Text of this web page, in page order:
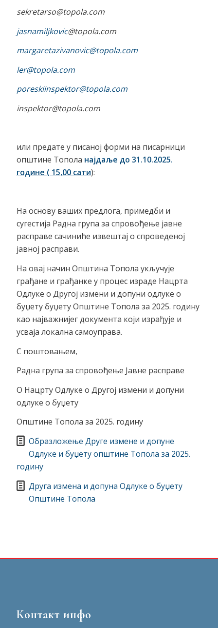
sekretarso@topola.com
jasnamiljkovic@topola.com
margaretazivanovic@topola.com
ler@topola.com
poreskiinspektor@topola.com
inspektor@topola.com
или предате у писаној форми на писарници
општине Топола најдаље до 31.10.2025.
године ( 15,00 сати):
На основу ваших предлога, примедби и
сугестија Радна група за спровођење јавне
расправе сачиниће извештај о спроведеној
јавној расправи.
На овај начин Општина Топола укључује
грађане и грађанке у процес израде Нацрта
Одлуке о Другој измени и допуни одлуке о
буџету буџету Општине Топола за 2025. годину
као најважнијег документа који израђује и
усваја локална самоуправа.
С поштовањем,
Радна група за спровођење Јавне расправе
О Нацрту Одлуке о Другој измени и допуни
одлуке о буџету
Општине Топола за 2025. годину
Образложење Друге измене и допуне
Одлуке и буџету општине Топола за 2025.
годину
Друга измена и допуна Одлуке о буџету
Општине Топола
Контакт инфо